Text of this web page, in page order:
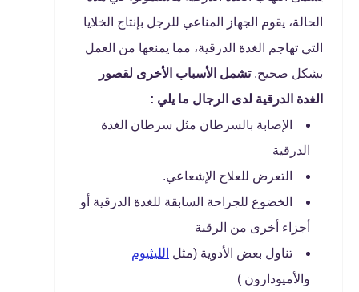
الحالة، يقوم الجهاز المناعي للرجل بإنتاج الخلايا
التي تهاجم الغدة الدرقية، مما يمنعها من العمل
بشكل صحيح.تشمل الأسباب الأخرى لقصور
الغدة الدرقية لدى الرجال ما يلي :
الإصابة بالسرطان مثل سرطان الغدة
الدرقية
التعرض للعلاج الإشعاعي.
الخضوع للجراحة السابقة للغدة الدرقية أو
أجزاء أخرى من الرقبة
تناول بعض الأدوية (مثل الليثيوم
والأميودارون )